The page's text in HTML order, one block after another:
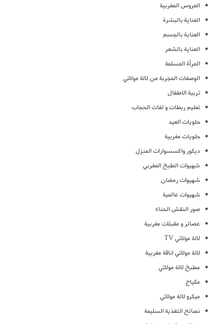
العروس المغربية
العناية بالبشرة
العناية بالجسم
العناية بالشعر
المرأة المسلمة
الوصفات المجربة من لالة مولاتي
تربية الاطفال
تعليم ربطات و لفات الحجاب
حلويات العيد
حلويات مغربية
ديكور واكسسوارات المنزل
شهيوات الطبخ المغربي
شهيوات رمضان
شهيوات عالمية
صور النقش الحناء
عصائر و مقبلات مغربية
لالة مولاتي TV
لالة مولاتي اناقة مغربية
مطبخ لالة مولاتي
مكياج
ميكرو لالة مولاتي
نصائح التغذية السليمة